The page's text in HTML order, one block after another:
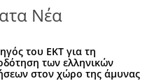
Νέα
του ΕΚΤ για τη
των ελληνικών
στον χώρο της άμυνας